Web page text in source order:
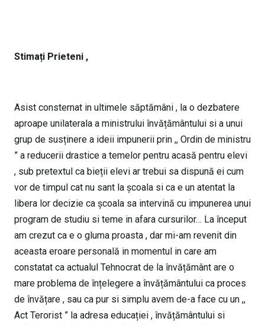
Stimați Prieteni ,
Asist consternat in ultimele săptămâni , la o dezbatere
aproape unilaterala a ministrului învățământului si a unui
grup de susținere a ideii impunerii prin ,, Ordin de ministru
” a reducerii drastice a temelor pentru acasă pentru elevi
, sub pretextul ca bieții elevi ar trebui sa dispună ei cum
vor de timpul cat nu sant la școala si ca e un atentat la
libera lor decizie ca școala sa intervină cu impunerea unui
program de studiu si teme in afara cursurilor… La început
am crezut ca e o gluma proasta , dar mi-am revenit din
aceasta eroare personală in momentul in care am
constatat ca actualul Tehnocrat de la învățământ are o
mare problema de înțelegere a învățământului ca proces
de învățare , sau ca pur si simplu avem de-a face cu un ,,
Act Terorist ” la adresa educației , învățământului si